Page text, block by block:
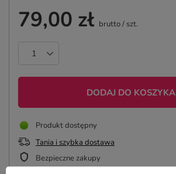
79,00 zł brutto/ szt.
DODAJ DO KOSZYKA
Produkt dostępny
Tania i szybka dostawa
Bezpieczne zakupy